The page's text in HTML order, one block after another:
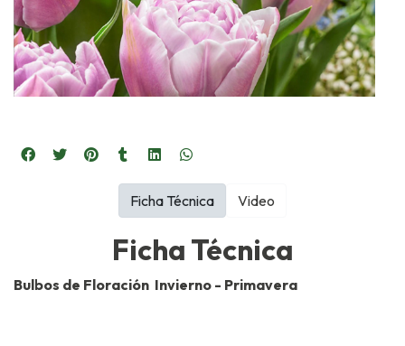
Ficha Técnica
Bulbos de Floración Invierno - Primavera
Ficha Técnica Video